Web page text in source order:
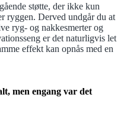
støtte, der ikke kun
ryggen. Derved undgår du at
ryg- og nakkesmerter og
er det naturligvis let
effekt kan opnås med en
men engang var det